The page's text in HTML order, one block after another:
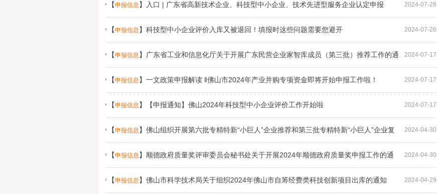
2024-07-26
【申报信息 】 入口 | 广东省高新技术企业、科技型中小企业、技术先进型服务企业认定申报
2024-07-26
【申报信息 】 科技型中小企业评价入库又被退回！填报时这些问题需要您避开
2024-07-17
【申报信息 】
广东省工业和信息化厅关于开展广东民营企业家智库成员（第三批）推荐工作的通
知
2024-07-17
【申报信息 】 一文政策申报解读 ‖佛山市2024年产业并购专项资金即将开始申报工作啦！
2024-07-17
【申报信息 】 【申报通知】佛山2024年科技型中小企业评价工作开始啦
2024-04-30
【申报信息 】 佛山组织开展第六批专精特新“小巨人”企业推荐和第三批专精特新“小巨人”企业复
核工作
2024-04-30
【申报信息 】 顺德政府质量奖评审委员会秘书处关于开展2024年顺德政府质量奖申报工作的通
知（顺质奖秘【2024】2号）
2024-04-29
【申报信息 】 佛山市科学技术局关于组织2024年佛山市自筹经费类科技创新项目出库的通知